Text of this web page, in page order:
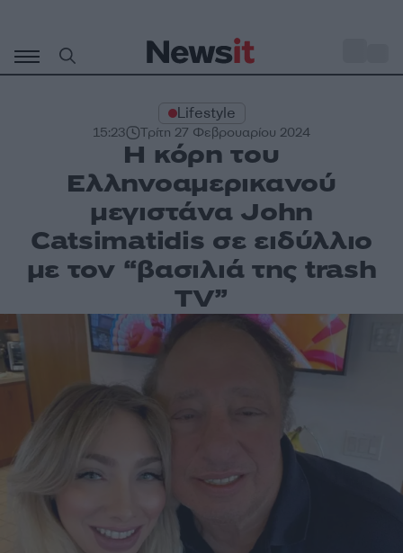
περιεχόμενο
Lifestyle
15:23 Τρίτη 27 Φεβρουαρίου 2024
Η κόρη του
Ελληνοαμερικανού
μεγιστάνα John
Catsimatidis σε ειδύλλιο
με τον “βασιλιά της trash
TV”